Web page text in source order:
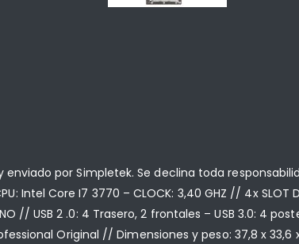
por Simpletek. Se declina toda
Intel Core I7 3770 – CLOCK: 3,40 GHZ // 4x SLOT
NO // USB 2 .0: 4 Trasero, 2 frontales – USB 3.0: 4
Original // Dimensiones y peso: 37,8 x